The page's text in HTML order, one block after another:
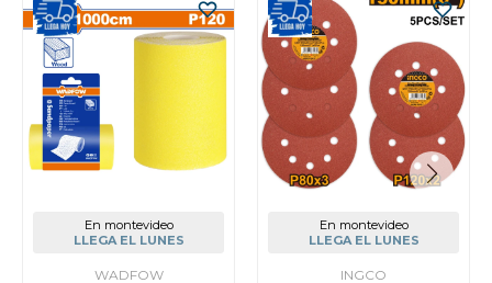
En montevideo
LLEGA EL LUNES
WADFOW
En montevideo
LLEGA EL LUNES
INGCO